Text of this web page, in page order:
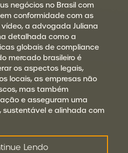
negócios no Brasil com
conformidade com as
a advogada Juliana
detalhada como a
globais de compliance
mercado brasileiro é
os aspectos legais,
locais, as empresas não
mas também
e asseguram uma
sustentável e alinhada com
Lendo